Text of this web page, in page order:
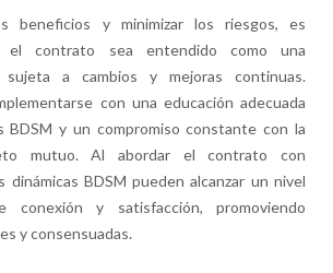
beneficios y minimizar los riesgos, es
el contrato sea entendido como una
sujeta a cambios y mejoras continuas.
con una educación adecuada
BDSM y un compromiso constante con la
mutuo. Al abordar el contrato con
dinámicas BDSM pueden alcanzar un nivel
conexión y satisfacción, promoviendo
y consensuadas.